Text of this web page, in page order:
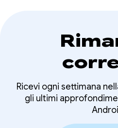
Ricevi ogni settimana
gli ultimi